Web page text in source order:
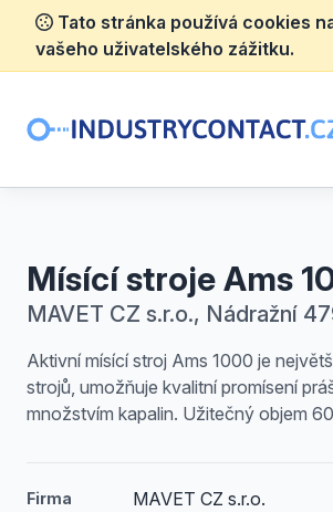
Tato stránka používá cookies
vašeho uživatelského zážitku.
Mísící stroje Ams
MAVET CZ s.r.o., Nádražní
Aktivní mísící stroj Ams 1000 je
strojů, umožňuje kvalitní promísení
množstvím kapalin. Užitečný objem
Firma MAVET CZ s.r.o.